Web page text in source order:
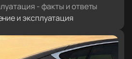
- факты и ответы
и эксплуатация